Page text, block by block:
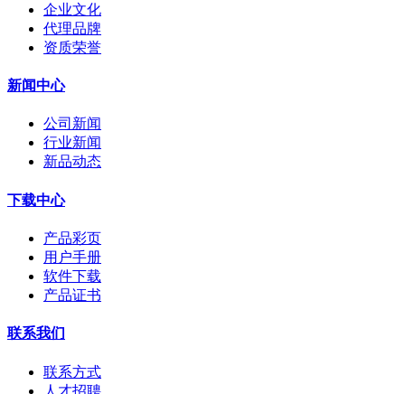
企业文化
代理品牌
资质荣誉
新闻中心
公司新闻
行业新闻
新品动态
下载中心
产品彩页
用户手册
软件下载
产品证书
联系我们
联系方式
人才招聘